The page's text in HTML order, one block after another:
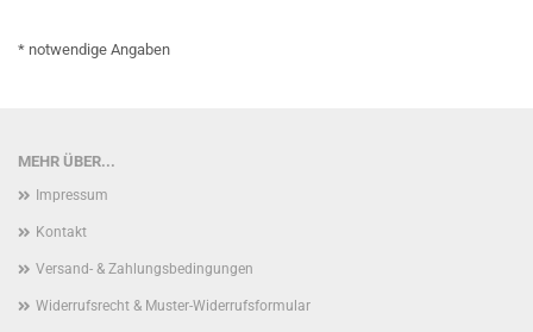
* notwendige Angaben
MEHR ÜBER...
Impressum
Kontakt
Versand- & Zahlungsbedingungen
Widerrufsrecht & Muster-Widerrufsformular